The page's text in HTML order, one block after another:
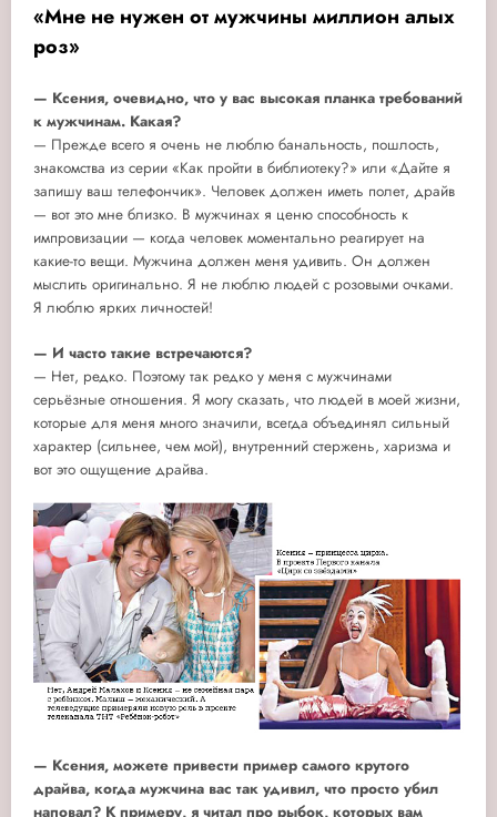
«Мне не нужен от мужчины миллион алых
роз»
— Ксения, очевидно, что у вас высокая планка требований
к мужчинам. Какая?
— Прежде всего я очень не люблю банальность, пошлость,
знакомства из серии «Как пройти в библиотеку?» или «Дайте я
запишу ваш телефончик». Человек должен иметь полет, драйв
— вот это мне близко. В мужчинах я ценю способность к
импровизации — когда человек моментально реагирует на
какие-то вещи. Мужчина должен меня удивить. Он должен
мыслить оригинально. Я не люблю людей с розовыми очками.
Я люблю ярких личностей!
— И часто такие встречаются?
— Нет, редко. Поэтому так редко у меня с мужчинами
серьёзные отношения. Я могу сказать, что людей в моей жизни,
которые для меня много значили, всегда объединял сильный
характер (сильнее, чем мой), внутренний стержень, харизма и
вот это ощущение драйва.
— Ксения, можете привести пример самого крутого
драйва, когда мужчина вас так удивил, что просто убил
наповал? К примеру, я читал про рыбок, которых вам